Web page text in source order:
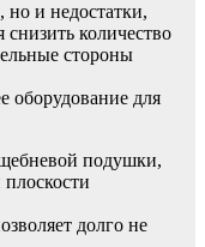
но и недостатки,
снизить количество
стороны
оборудование для
подушки,
долго не